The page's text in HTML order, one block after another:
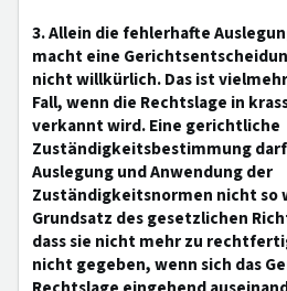
3. Allein die fehlerhafte
macht eine
nicht willkürlich. Das ist
Fall, wenn die Rechtslage in
verkannt wird. Eine gerichtliche
Zuständigkeitsbestimmung
Auslegung und Anwendung der
Zuständigkeitsnormen nicht so
Grundsatz des gesetzlichen
dass sie nicht mehr zu
nicht gegeben, wenn sich das